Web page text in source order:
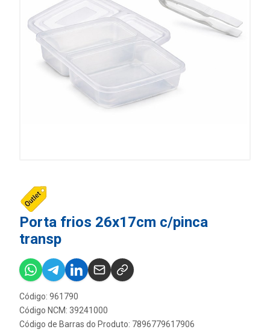
Porta frios 26x17cm c/pinca
transp
Código: 961790
Código NCM: 39241000
Código de Barras do Produto: 7896779617906